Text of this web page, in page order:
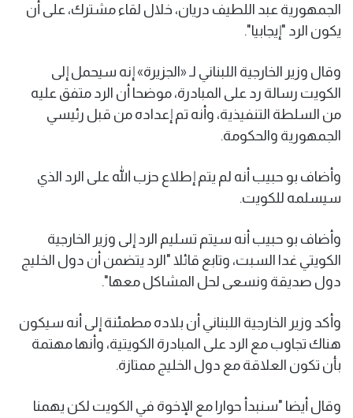
الجمهورية عبد اللطيف دريان، خلال لقاء مشترك، على أن
يكون الرد "إيجابيا".
وقال وزير الخارجية اللبناني لـ «الجزيرة» إنه سيحمل إلى
الكويت رسالة رد على المبادرة، موضحا أن الرد متفق عليه
من السلطة التنفيذية، وأنه تم إعداده من قبل رئيسي
الجمهورية والحكومة.
وأضاف بو حبيب أنه لم يتم إطلاع حزب الله على الرد الذي
سيسلمه للكويت.
وأضاف بو حبيب أنه سيتم تسليم الرد إلى وزير الخارجية
الكويتي غدا السبت، وتابع قائلا "الرد يتضمن أن دول الخليج
دول صديقة ونسعى لحل المشاكل معها".
وأكد وزير الخارجية اللبناني أن بلاده مطمئنة إلى أنه سيكون
هناك تجاوب مع الرد على المبادرة الكويتية، وأنها مهتمة
بأن تكون العلاقة مع دول الخليج ممتازة.
وقال أيضا "سنبدأ حوارا مع الإخوة في الكويت لكن يهمنا